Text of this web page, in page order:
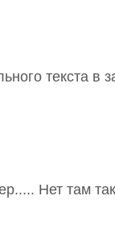
текста в
Нет там